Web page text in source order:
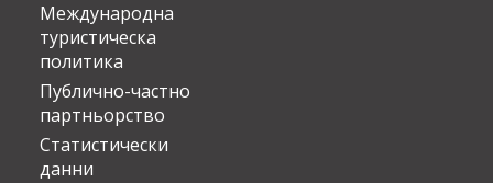
Международна
туристическа
политика
Публично-частно
партньорство
Статистически
данни